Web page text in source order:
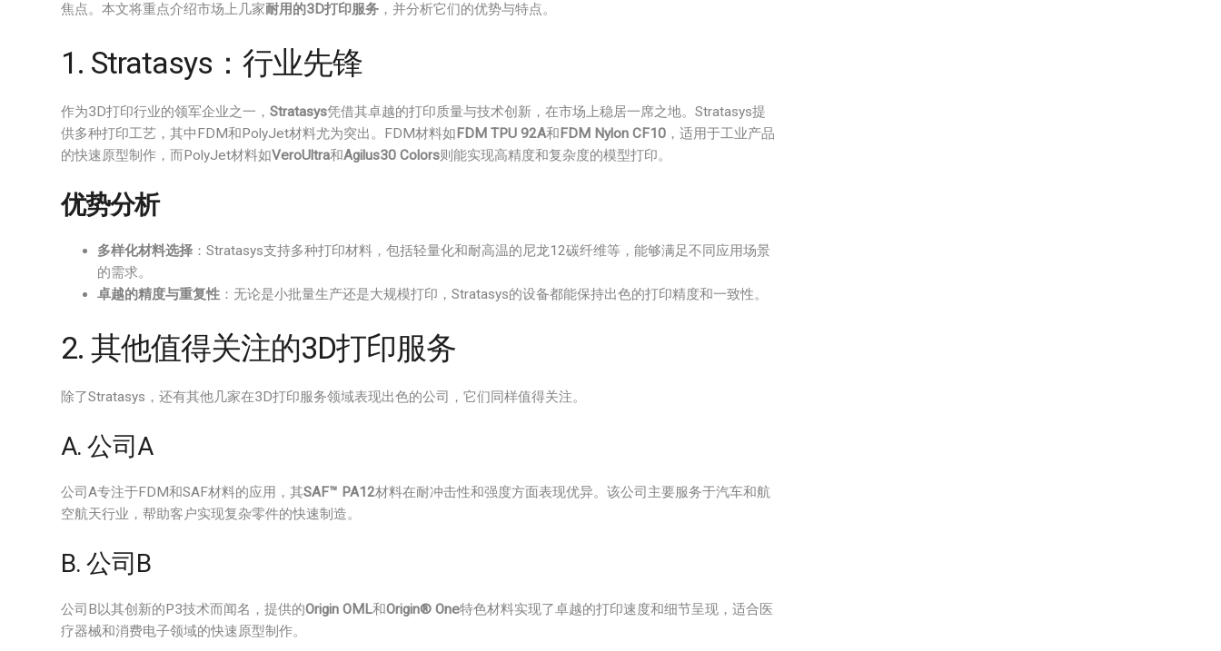
焦点。本文将重点介绍市场上几家耐用的3D打印服务 ，并分析它们的优势与特点。
1. Stratasys：行业先锋
作为3D打印行业的领军企业之一， Stratasys凭借其卓越的打印质量与技术创新，在市场上稳居一席之地。Stratasys提
供多种打印工艺，其中FDM和PolyJet材料尤为突出。FDM材料如FDM TPU 92A和FDM Nylon CF10 ，适用于工业产品
的快速原型制作，而PolyJet材料如VeroUltra和Agilus30 Colors则能实现高精度和复杂度的模型打印。
优势分析
多样化材料选择 ：Stratasys支持多种打印材料，包括轻量化和耐高温的尼龙12碳纤维等，能够满足不同应用场景
的需求。
卓越的精度与重复性 ：无论是小批量生产还是大规模打印，Stratasys的设备都能保持出色的打印精度和一致性。
2. 其他值得关注的3D打印服务
除了Stratasys，还有其他几家在3D打印服务领域表现出色的公司，它们同样值得关注。
A. 公司A
公司A专注于FDM和SAF材料的应用，其SAF™ PA12材料在耐冲击性和强度方面表现优异。该公司主要服务于汽车和航
空航天行业，帮助客户实现复杂零件的快速制造。
B. 公司B
公司B以其创新的P3技术而闻名，提供的Origin OML和Origin® One特色材料实现了卓越的打印速度和细节呈现，适合医
疗器械和消费电子领域的快速原型制作。